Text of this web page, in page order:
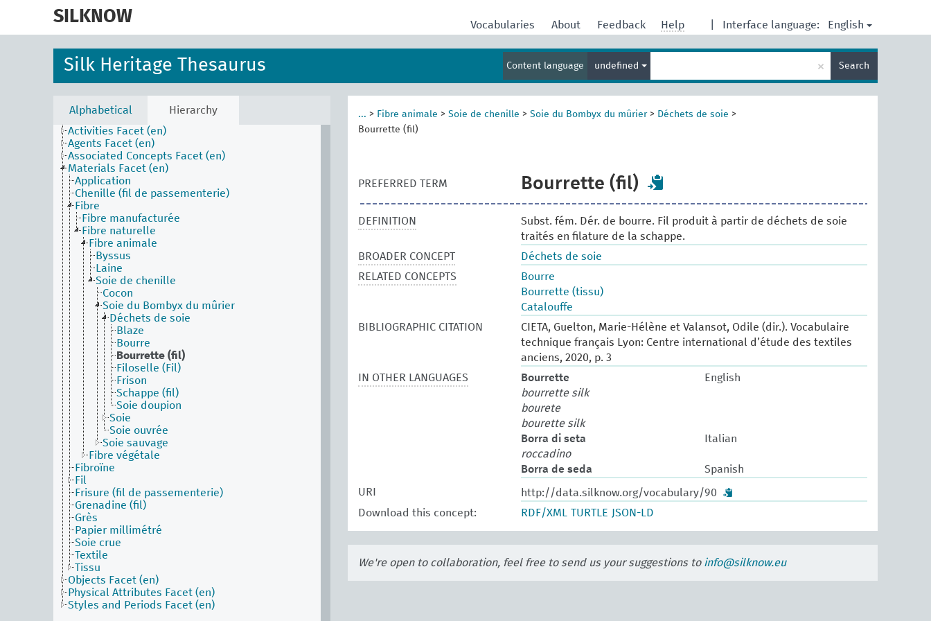
SILKNOW Interface language: English
Vocabularies About Feedback Help
Silk Heritage Thesaurus Content language undefined
term
× Search
Alphabetical
Hierarchy
Activities Facet (en)
Agents Facet (en)
Associated Concepts Facet (en)
Materials Facet (en)
Application
Chenille (fil de passementerie)
Fibre
Fibre manufacturée
Fibre naturelle
Fibre animale
Byssus
Laine
Soie de chenille
Cocon
Soie du Bombyx du mûrier
Déchets de soie
Blaze
Bourre
Bourrette (fil)
Filoselle (Fil)
Frison
Schappe (fil)
Soie doupion
Soie
Soie ouvrée
Soie sauvage
Fibre végétale
Fibroïne
Fil
Frisure (fil de passementerie)
Grenadine (fil)
Grès
Papier millimétré
Soie crue
Textile
Tissu
Objects Facet (en)
Physical Attributes Facet (en)
Styles and Periods Facet (en)
... > Fibre animale > Soie de chenille > Soie du Bombyx du mûrier> Déchets de soie >
Bourrette (fil)
PREFERRED TERM Bourrette (fil)
DEFINITION
Subst. fém. Dér. de bourre. Fil produit à partir de déchets de soie
traités en filature de la schappe.
BROADER CONCEPT
Déchets de soie
RELATED CONCEPTS
Bourre
Bourrette (tissu)
Catalouffe
BIBLIOGRAPHIC CITATION
CIETA, Guelton, Marie-Hélène et Valansot, Odile (dir.). Vocabulaire
technique français Lyon: Centre international d’étude des textiles
anciens, 2020, p. 3
IN OTHER LANGUAGES
Bourrette
English
bourrette silk
bourete
bourette silk
Borra di seta
Italian
roccadino
Borra de seda
Spanish
URI
http://data.silknow.org/vocabulary/90
Download this concept:
RDF/XML TURTLE JSON-LD
We're open to collaboration, feel free to send us your suggestions to info@silknow.eu